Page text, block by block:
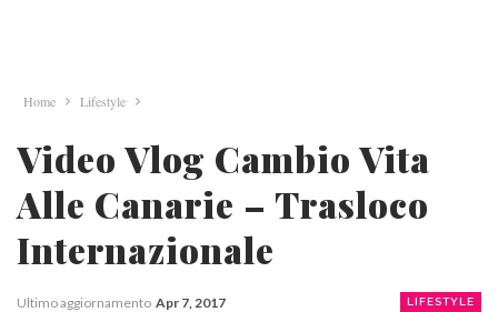
Home Lifestyle
Video Vlog Cambio Vita
Alle Canarie – Trasloco
Internazionale
LIFESTYLE
Ultimo aggiornamento Apr 7, 2017